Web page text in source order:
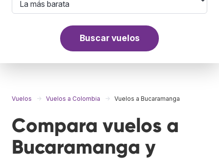
Buscar vuelos
Vuelos Vuelos a Colombia Vuelos a Bucaramanga
Compara vuelos a
Bucaramanga y